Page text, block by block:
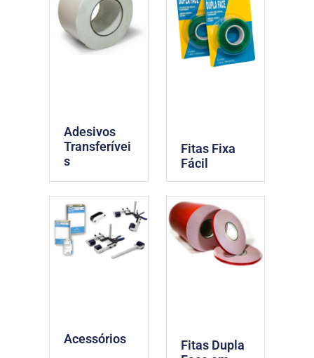
Adesivos
Transferívei
s
Fitas Fixa
Fácil
Acessórios
Fitas Dupla